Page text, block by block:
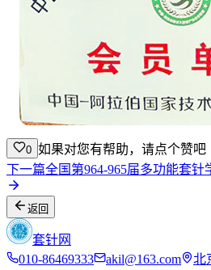
0 如果对您有帮助，请点个赞吧
下一篇全国第964-965届多功能套
返回
套针网
010-86469333
akil@163.com
北